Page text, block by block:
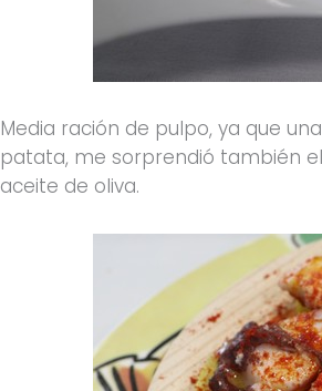
Media ración de pulpo, ya que
patata, me sorprendió también
aceite de oliva.